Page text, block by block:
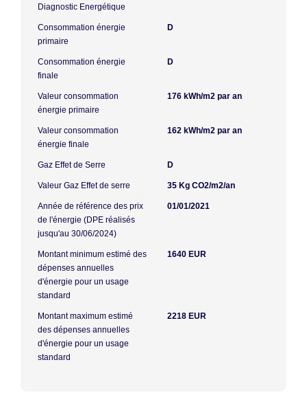
Diagnostic Energétique
Consommation énergie
primaire
D
Consommation énergie
finale
D
Valeur consommation
énergie primaire
176 kWh/m2 par an
Valeur consommation
énergie finale
162 kWh/m2 par an
Gaz Effet de Serre D
Valeur Gaz Effet de serre 35 Kg CO2/m2/an
Année de référence des prix
de l'énergie (DPE réalisés
jusqu'au 30/06/2024)
01/01/2021
Montant minimum estimé des
dépenses annuelles
d'énergie pour un usage
standard
1640 EUR
Montant maximum estimé
des dépenses annuelles
d'énergie pour un usage
standard
2218 EUR